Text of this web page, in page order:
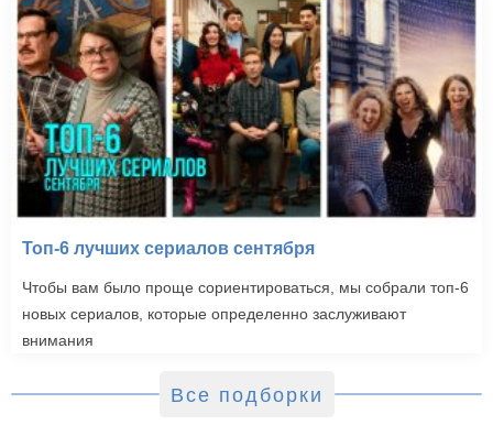
Топ-6 лучших сериалов сентября
Чтобы вам было проще сориентироваться, мы собрали топ-6
новых сериалов, которые определенно заслуживают
внимания
Все подборки